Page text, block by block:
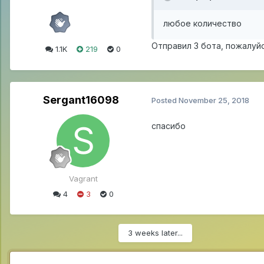
1.1K 219 0
любое количество
Отправил 3 бота,
Sergant16098
Vagrant
4
3 0
Posted November 25, 2018
спасибо
3 weeks later...